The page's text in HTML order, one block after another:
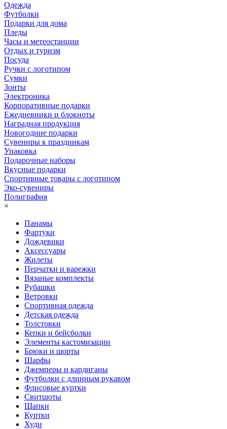
Одежда
Футболки
Подарки для дома
Пледы
Часы и метеостанции
Отдых и туризм
Посуда
Ручки с логотипом
Сумки
Зонты
Электроника
Корпоративные подарки
Ежедневники и блокноты
Наградная продукция
Новогодние подарки
Сувениры к праздникам
Упаковка
Подарочные наборы
Вкусные подарки
Спортивные товары с логотипом
Эко-сувениры
Полиграфия
×
Панамы
Фартуки
Дождевики
Аксессуары
Жилеты
Перчатки и варежки
Вязаные комплекты
Рубашки
Ветровки
Спортивная одежда
Детская одежда
Толстовки
Кепки и бейсболки
Элементы кастомизации
Брюки и шорты
Шарфы
Джемперы и кардиганы
Футболки с длинным рукавом
Флисовые куртки
Свитшоты
Шапки
Куртки
Худи